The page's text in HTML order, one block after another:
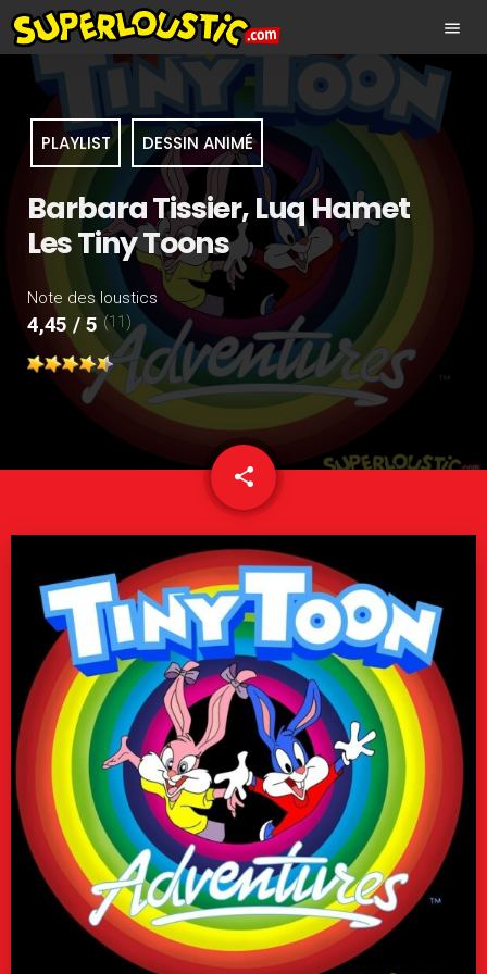
menu
PLAYLIST DESSIN ANIMÉ
Barbara Tissier, Luq Hamet
Les Tiny Toons
Note des loustics
4,45 / 5 (11)
share
email